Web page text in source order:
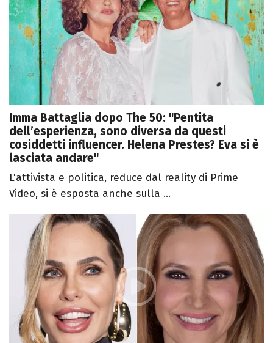
Imma Battaglia dopo The 50: "Pentita
dell’esperienza, sono diversa da questi
cosiddetti influencer. Helena Prestes? Eva si è
lasciata andare"
L'attivista e politica, reduce dal reality di Prime
Video, si è esposta anche sulla ...